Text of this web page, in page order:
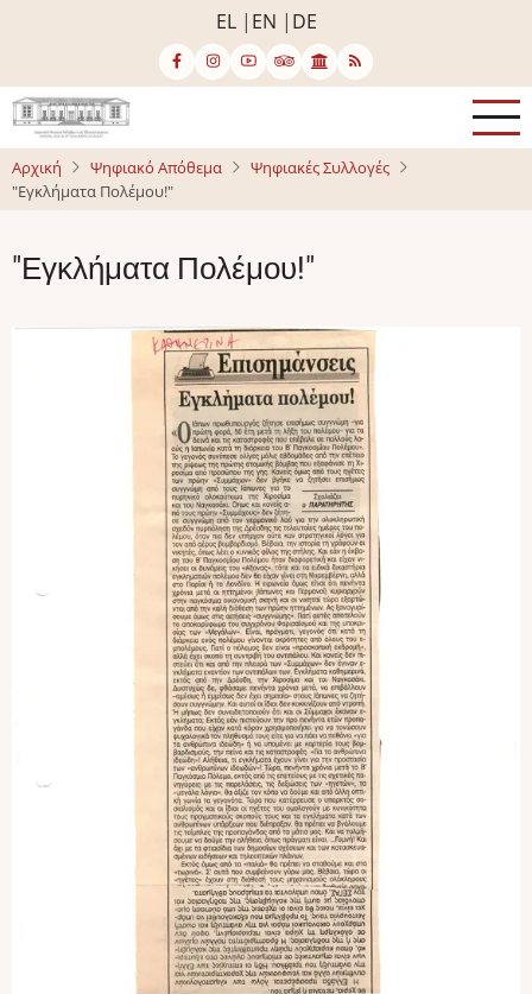
κυρίως
περιεχόμενο
EL EN DE
Αρχική Ψηφιακό Απόθεμα
Ψηφιακές Συλλογές
"Εγκλήματα Πολέμου!"
"Εγκλήματα Πολέμου!"